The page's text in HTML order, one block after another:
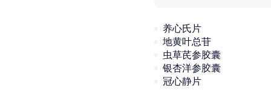
养心氏片
地黄叶总苷
虫草芪参胶囊
银杏洋参胶囊
冠心静片